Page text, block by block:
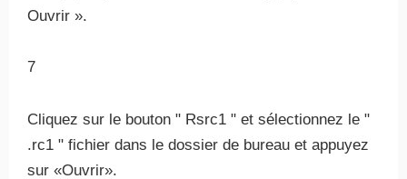
Ouvrir ».
7
Cliquez sur le bouton " Rsrc1 " et sélectionnez le "
.rc1 " fichier dans le dossier de bureau et appuyez
sur «Ouvrir».